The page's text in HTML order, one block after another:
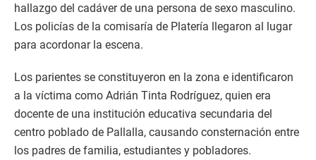
hallazgo del cadáver de una persona de sexo masculino.
Los policías de la comisaría de Platería llegaron al lugar
para acordonar la escena.
Los parientes se constituyeron en la zona e identificaron
a la víctima como Adrián Tinta Rodríguez, quien era
docente de una institución educativa secundaria del
centro poblado de Pallalla, causando consternación entre
los padres de familia, estudiantes y pobladores.